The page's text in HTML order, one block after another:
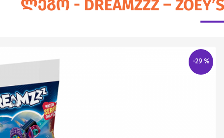
ᲚᲔᲒᲝ - DREAMZZZ – ZOEY’S
-29 %